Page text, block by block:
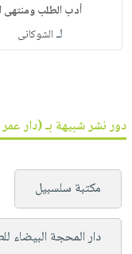
أدب الطلب ومنتهى ا
لـ الشوكانى
دور نشر شبيهة بـ (دار
مكتبة سلسبيل
دار المحجة البيضاء